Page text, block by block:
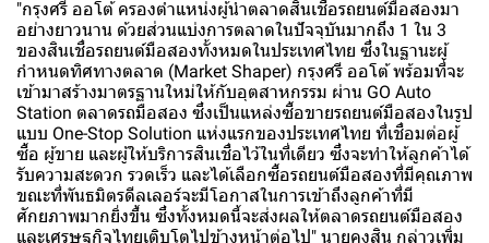
"กรุงศรี ออโต้ ครองตำแหน่งผู้นำตลาดสินเชื่อรถยนต์มือสองมา
อย่างยาวนาน ด้วยส่วนแบ่งการตลาดในปัจจุบันมากถึง 1 ใน 3
ของสินเชื่อรถยนต์มือสองทั้งหมดในประเทศไทย ซึ่งในฐานะผู้
กำหนดทิศทางตลาด (Market Shaper) กรุงศรี ออโต้ พร้อมที่จะ
เข้ามาสร้างมาตรฐานใหม่ให้กับอุตสาหกรรม ผ่าน GO Auto
Station ตลาดรถมือสอง ซึ่งเป็นแหล่งซื้อขายรถยนต์มือสองในรูป
แบบ One-Stop Solution แห่งแรกของประเทศไทย ที่เชื่อมต่อผู้
ซื้อ ผู้ขาย และผู้ให้บริการสินเชื่อไว้ในที่เดียว ซึ่งจะทำให้ลูกค้าได้
รับความสะดวก รวดเร็ว และได้เลือกซื้อรถยนต์มือสองที่มีคุณภาพ
ขณะที่พันธมิตรดีลเลอร์จะมีโอกาสในการเข้าถึงลูกค้าที่มี
ศักยภาพมากยิ่งขึ้น ซึ่งทั้งหมดนี้จะส่งผลให้ตลาดรถยนต์มือสอง
และเศรษฐกิจไทยเติบโตไปข้างหน้าต่อไป" นายคงสิน กล่าวเพิ่ม